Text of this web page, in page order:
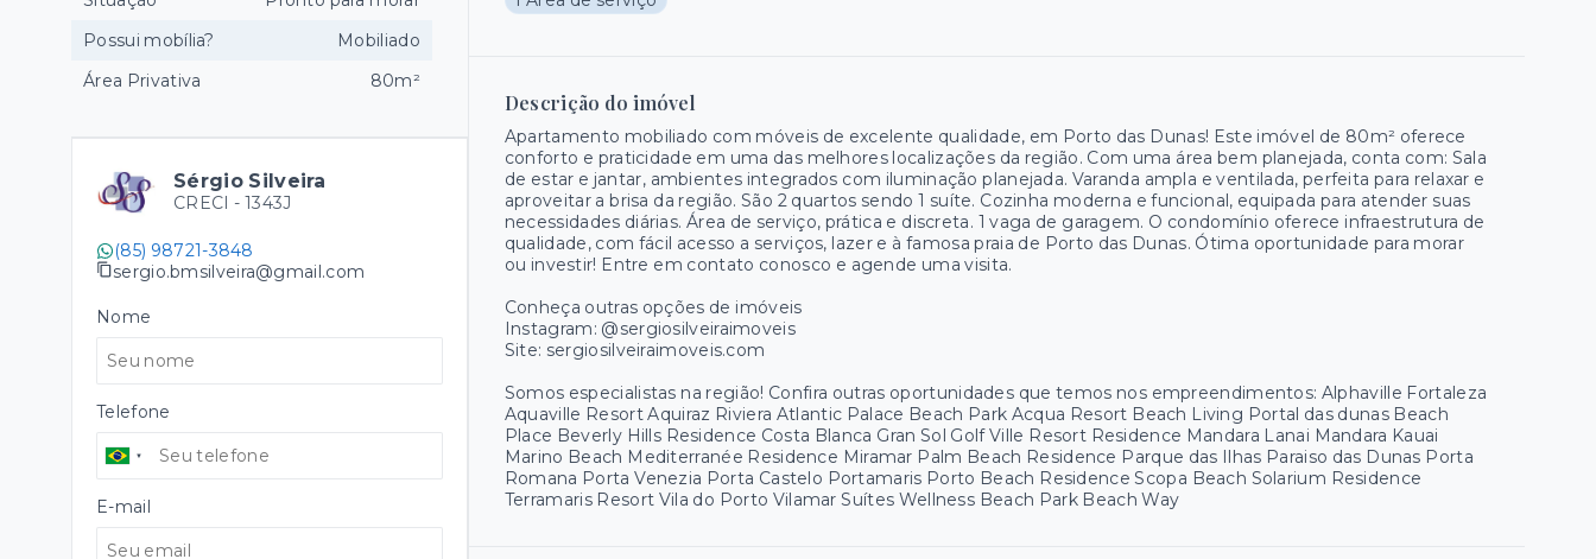
Descrição do imóvel
Apartamento mobiliado com móveis de excelente qualidade, em Porto das Dunas! Este imóvel de 80m² oferece
conforto e praticidade em uma das melhores localizações da região. Com uma área bem planejada, conta com: Sala
de estar e jantar, ambientes integrados com iluminação planejada. Varanda ampla e ventilada, perfeita para relaxar e
aproveitar a brisa da região. São 2 quartos sendo 1 suíte. Cozinha moderna e funcional, equipada para atender suas
necessidades diárias. Área de serviço, prática e discreta. 1 vaga de garagem. O condomínio oferece infraestrutura de
qualidade, com fácil acesso a serviços, lazer e à famosa praia de Porto das Dunas. Ótima oportunidade para morar
ou investir! Entre em contato conosco e agende uma visita.
Conheça outras opções de imóveis
Instagram: @sergiosilveiraimoveis
Site: sergiosilveiraimoveis.com
Somos especialistas na região! Confira outras oportunidades que temos nos empreendimentos: Alphaville Fortaleza
Aquaville Resort Aquiraz Riviera Atlantic Palace Beach Park Acqua Resort Beach Living Portal das dunas Beach
Place Beverly Hills Residence Costa Blanca Gran Sol Golf Ville Resort Residence Mandara Lanai Mandara Kauai
Marino Beach Mediterranée Residence Miramar Palm Beach Residence Parque das Ilhas Paraiso das Dunas Porta
Romana Porta Venezia Porta Castelo Portamaris Porto Beach Residence Scopa Beach Solarium Residence
Terramaris Resort Vila do Porto Vilamar Suítes Wellness Beach Park Beach Way
Possui mobília?
Mobiliado
Área Privativa
80m²
Sérgio Silveira
CRECI - 1343J
(85) 98721-3848
sergio.bmsilveira@gmail.com
Nome
Telefone
E-mail